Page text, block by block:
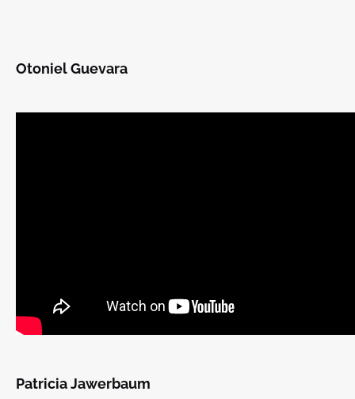
Otoniel Guevara
Patricia Jawerbaum